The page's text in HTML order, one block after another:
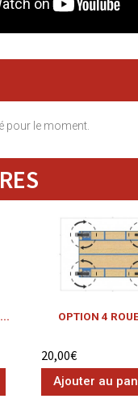
pour le moment.
OPTION 4
20,00€
Ajouter au